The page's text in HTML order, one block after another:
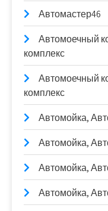
Автомастер46
Автомоечный
комплекс
Автомоечный
комплекс
Автомойка,
Автомойка,
Автомойка,
Автомойка,